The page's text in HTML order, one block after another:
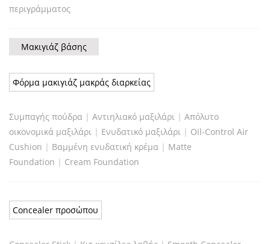
περιγράμματος
Μακιγιάζ βάσης
Φόρμα μακιγιάζ μακράς διαρκείας
Συμπαγής πούδρα | Αντιηλιακό μαξιλάρι | Απόλυτο
οικονομικά μαξιλάρι | Ενυδατικό μαξιλάρι | Oil-Control Air
Cushion | Βαμμένη ενυδατική κρέμα | Matte
Foundation | Cream Foundation
Concealer προσώπου